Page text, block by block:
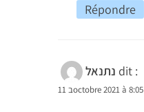
Répondre
נתנאל dit :
11 בoctobre 2021 à 8:05